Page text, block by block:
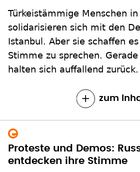
Türkeistämmige Menschen
solidarisieren sich mit den
Istanbul. Aber sie schaffen
Stimme zu sprechen.
halten sich auffallend zurück.
zum
Proteste und Demos:
entdecken ihre Stimme